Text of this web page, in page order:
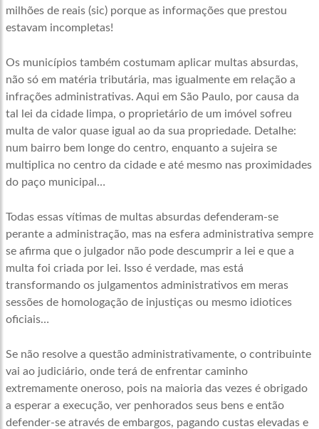
milhões de reais (sic) porque as informações que prestou
estavam incompletas!
Os municípios também costumam aplicar multas absurdas,
não só em matéria tributária, mas igualmente em relação a
infrações administrativas. Aqui em São Paulo, por causa da
tal lei da cidade limpa, o proprietário de um imóvel sofreu
multa de valor quase igual ao da sua propriedade. Detalhe:
num bairro bem longe do centro, enquanto a sujeira se
multiplica no centro da cidade e até mesmo nas proximidades
do paço municipal…
Todas essas vítimas de multas absurdas defenderam-se
perante a administração, mas na esfera administrativa sempre
se afirma que o julgador não pode descumprir a lei e que a
multa foi criada por lei. Isso é verdade, mas está
transformando os julgamentos administrativos em meras
sessões de homologação de injustiças ou mesmo idiotices
oficiais…
Se não resolve a questão administrativamente, o contribuinte
vai ao judiciário, onde terá de enfrentar caminho
extremamente oneroso, pois na maioria das vezes é obrigado
a esperar a execução, ver penhorados seus bens e então
defender-se através de embargos, pagando custas elevadas e